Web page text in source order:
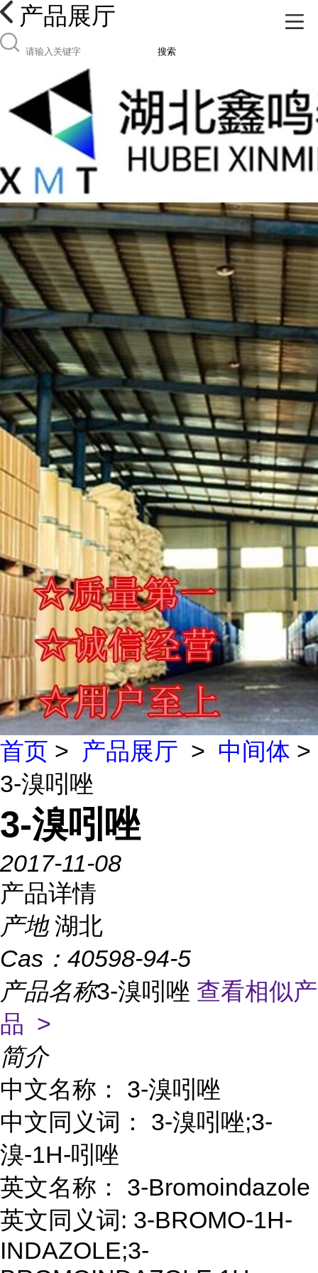
产品展厅
搜索
首页 > 产品展厅 > 中间体 >
3-溴吲唑
3-溴吲唑
2017-11-08
产品详情
产地 湖北
Cas： 40598-94-5
产品名称3-溴吲唑 查看相似产
品 >
简介
中文名称： 3-溴吲唑
中文同义词： 3-溴吲唑;3-
溴-1H-吲唑
英文名称： 3-Bromoindazole
英文同义词: 3-BROMO-1H-
INDAZOLE;3-